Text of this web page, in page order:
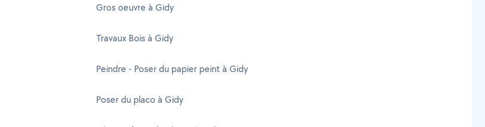
Gros oeuvre à Gidy
Travaux Bois à Gidy
Peindre - Poser du papier peint à Gidy
Poser du placo à Gidy